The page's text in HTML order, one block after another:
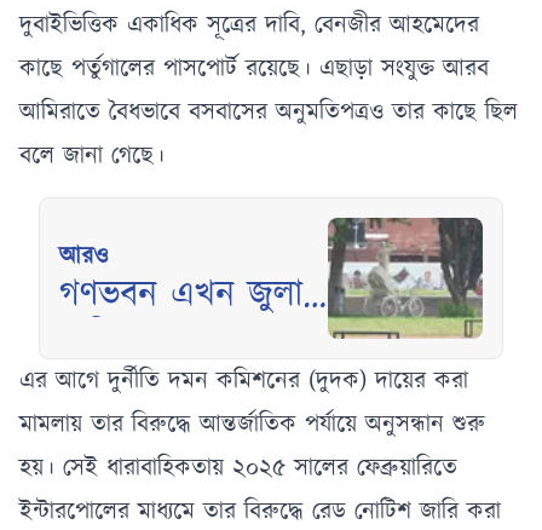
দুবাইভিত্তিক একাধিক সূত্রের দাবি, বেনজীর আহমেদের
কাছে পর্তুগালের পাসপোর্ট রয়েছে। এছাড়া সংযুক্ত আরব
আমিরাতে বৈধভাবে বসবাসের অনুমতিপত্রও তার কাছে ছিল
বলে জানা গেছে।
আরও
গণভবন এখন জুলাই
ইতিহাসের নতুন
ঠিকানা
এর আগে দুর্নীতি দমন কমিশনের (দুদক) দায়ের করা
মামলায় তার বিরুদ্ধে আন্তর্জাতিক পর্যায়ে অনুসন্ধান শুরু
হয়। সেই ধারাবাহিকতায় ২০২৫ সালের ফেব্রুয়ারিতে
ইন্টারপোলের মাধ্যমে তার বিরুদ্ধে রেড নোটিশ জারি করা